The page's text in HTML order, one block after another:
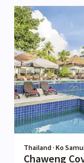
Thailand · Ko
Chaweng